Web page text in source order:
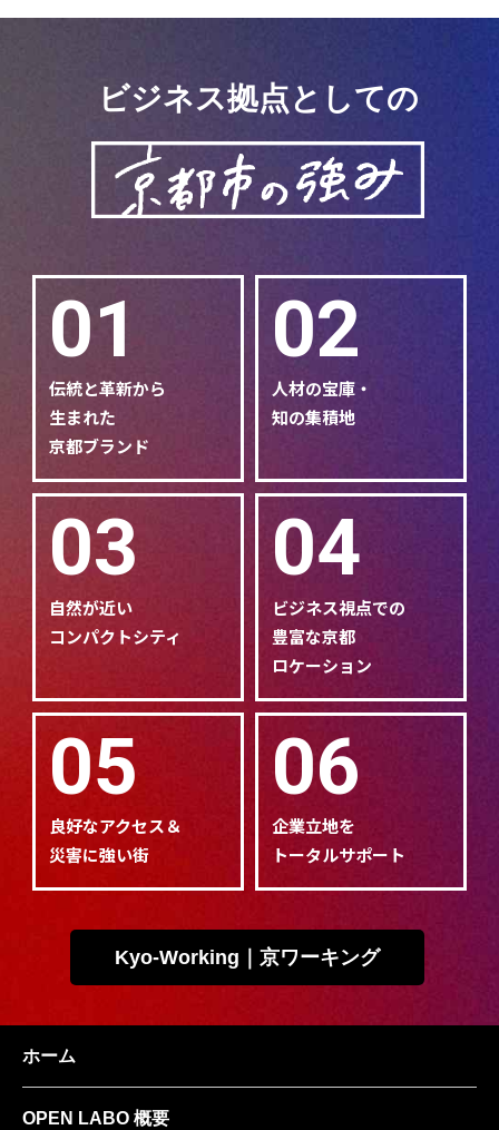
ビジネス拠点としての
01
伝統と革新から
生まれた
京都ブランド
02
人材の宝庫・
知の集積地
03
自然が近い
コンパクトシティ
04
ビジネス視点での
豊富な京都
ロケーション
05
良好なアクセス＆
災害に強い街
06
企業立地を
トータルサポート
Kyo-Working｜京ワーキング
ホーム
OPEN LABO 概要